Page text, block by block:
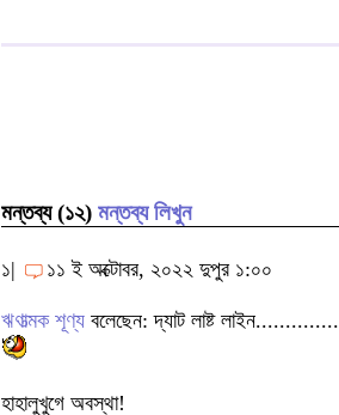
মন্তব্য (১২) মন্তব্য লিখুন
১| ১১ ই অক্টোবর, ২০২২ দুপুর ১:০০
ঋণাত্মক শূণ্য বলেছেন: দ্যাট লাষ্ট লাইন..............
হাহালুখুগে অবস্থা!